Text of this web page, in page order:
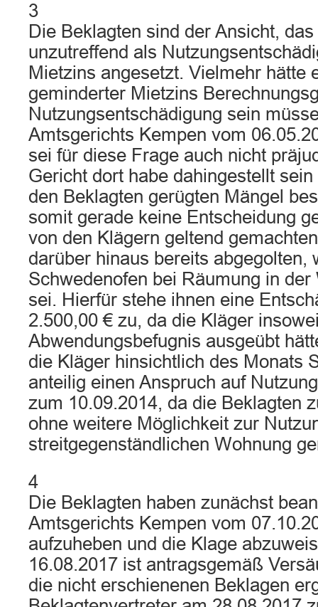
3
Die Beklagten sind der Ansicht,
unzutreffend als
Mietzins angesetzt. Vielmehr hätte
geminderter Mietzins
Nutzungsentschädigung sein
Amtsgerichts Kempen vom
sei für diese Frage auch nicht
Gericht dort habe dahingestellt
den Beklagten gerügten Mängel
somit gerade keine Entscheidung
von den Klägern geltend
darüber hinaus bereits abgegolten,
Schwedenofen bei Räumung in
sei. Hierfür stehe ihnen eine
2.500,00 € zu, da die Kläger
Abwendungsbefugnis ausgeübt
die Kläger hinsichtlich des Monats
anteilig einen Anspruch auf
zum 10.09.2014, da die Beklagten
ohne weitere Möglichkeit zur
streitgegenständlichen Wohnung
4
Die Beklagten haben zunächst
Amtsgerichts Kempen vom
aufzuheben und die Klage
16.08.2017 ist antragsgemäß
die nicht erschienenen Beklagen